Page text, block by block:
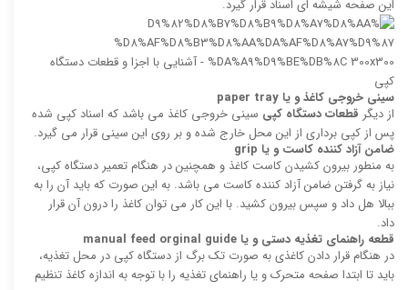
این صفحه شیشه ای اسناد قرار گیرد.
سینی خروجی کاغذ و یا paper tray
از دیگر قطعات دستگاه کپی سینی خروجی کاغذ می باشد که اسناد کپی شده
پس از کپی برداری از این محل خارج شده و بر روی این سینی قرار می گیرد.
ضامن آزاد کننده کاست و یا grip
به منطور بیرون کشیدن کاست کاغذ و همچنین در هنگام تعمیر دستگاه کپی،
نیاز به گرفتن ضامن آزاد کننده کاست می باشد. به این صورت که باید آن را به
ببالا هل داد و سپس بیرون کشید. با این کار می توان کاغذ را درون آن قرار
داد.
قطعه راهنمای تغذیه دستی و یا manual feed orginal guide
در هنگام قرار دادن کاغذی به صورت تک برگ از دستگاه کپی در محل تغذیه،
باید تا ابتدا صفحه متحرک و یا راهنمای تغذیه را با توجه به اندازه کاغذ تنظیم